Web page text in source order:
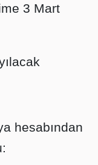
3 Mart
hesabından